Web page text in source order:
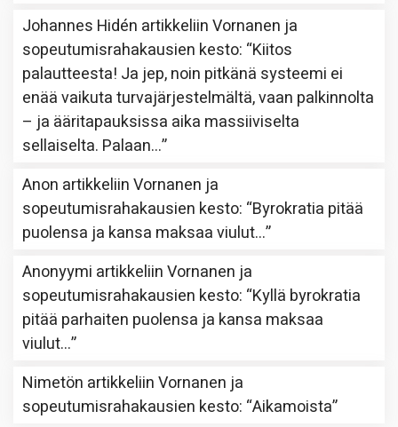
Johannes Hidén artikkeliinVornanen ja
sopeutumisrahakausien kesto: “Kiitos
palautteesta! Ja jep, noin pitkänä systeemi ei
enää vaikuta turvajärjestelmältä, vaan palkinnolta
– ja ääritapauksissa aika massiiviselta
sellaiselta. Palaan…”
Anon artikkeliinVornanen ja
sopeutumisrahakausien kesto: “Byrokratia pitää
puolensa ja kansa maksaa viulut…”
Anonyymi artikkeliinVornanen ja
sopeutumisrahakausien kesto: “Kyllä byrokratia
pitää parhaiten puolensa ja kansa maksaa
viulut…”
Nimetön artikkeliinVornanen ja
sopeutumisrahakausien kesto: “Aikamoista”